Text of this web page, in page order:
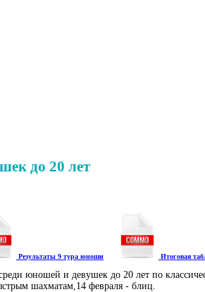
до 20 лет
Результаты 9 тура юноши Итоговая
юношей и девушек до 20 лет по
шахматам,14 февраля - блиц.